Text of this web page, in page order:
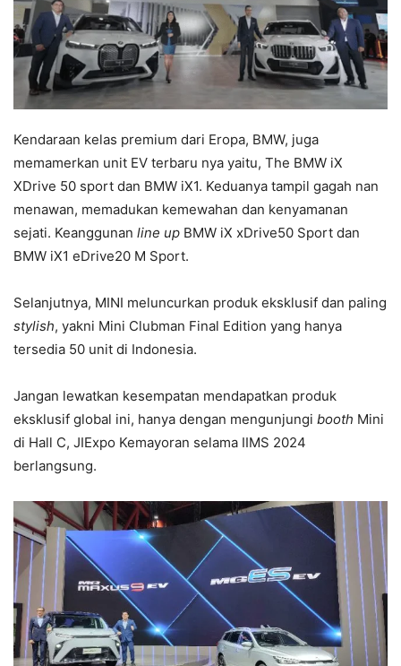
Kendaraan kelas premium dari Eropa, BMW, juga
memamerkan unit EV terbaru nya yaitu, The BMW iX
XDrive 50 sport dan BMW iX1. Keduanya tampil gagah nan
menawan, memadukan kemewahan dan kenyamanan
sejati. Keanggunan line up BMW iX xDrive50 Sport dan
BMW iX1 eDrive20 M Sport.
Selanjutnya, MINI meluncurkan produk eksklusif dan paling
stylish, yakni Mini Clubman Final Edition yang hanya
tersedia 50 unit di Indonesia.
Jangan lewatkan kesempatan mendapatkan produk
eksklusif global ini, hanya dengan mengunjungi booth Mini
di Hall C, JIExpo Kemayoran selama IIMS 2024
berlangsung.